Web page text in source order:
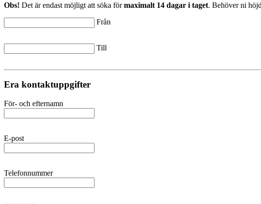
Obs! Det är endast möjligt att söka förmaximalt 14 dagar i taget. Behöver ni
Från
Till
Era kontaktuppgifter
För- och efternamn
E-post
Telefonnummer